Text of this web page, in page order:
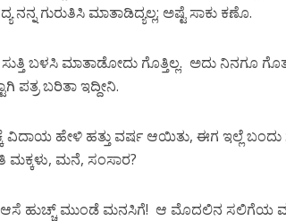
ನನ್ನ ಗುರುತಿಸಿ ಮಾತಾಡಿದ್ಯಲ್ಲ; ಅಷ್ಟೆ ಸಾಕು ಕಣೊ.
ಬಳಸಿ ಮಾತಾಡೋದು ಗೊತ್ತಿಲ್ಲ. ಅದು ನಿನಗೂ
ಪತ್ರ ಬರಿತಾ ಇದ್ದೀನಿ.
ವಿದಾಯ ಹೇಳಿ ಹತ್ತು ವರ್ಷ ಆಯಿತು, ಈಗ ಇಲ್ಲೆ ಬಂದು
ಮನೆ, ಸಂಸಾರ?
ಆಸೆ ಹುಚ್ಚ್ ಮುಂಡೆ ಮನಸಿಗೆ! ಆ ಮೊದಲಿನ ಸಲಿಗೆಯ